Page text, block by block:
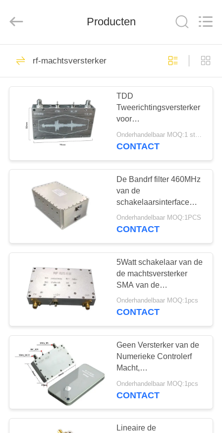
THUIS
PRODUCTEN
OVER
ONS
FABRIEKSTOUR
KWALITEITSCONTROLE
CONTACT
MET
ONS
EEN
OFFERTE
SITEMAP
PRIVACYBELEID
Technology
Co.,Ltd.
Reserved.
De Videozender van
COFDM
De draadloze
videozender van
COFDM
26
cofdm hd draadloze
zender
17
IP Mesh-radio
Producten
rf-machtsversterker
TDD
Tweerichtingsversterker
voor
gegevensoverdracht
840MHz met SMA-
Onderhandelbaar MOQ:1 stuks
CONTACT
De Bandrf filter 460MHz
van de
schakelaarsinterface
50W
Onderhandelbaar MOQ:1PCS
CONTACT
5Watt schakelaar van de
de machtsversterker
SMA van de
outputmacht rf de
Lineaire
Onderhandelbaar MOQ:1pcs
CONTACT
Geen Versterker van de
Numerieke Controlerf
Macht,
Radiofrequentieversterker
2 Watts
Onderhandelbaar MOQ:1pcs
CONTACT
Lineaire de